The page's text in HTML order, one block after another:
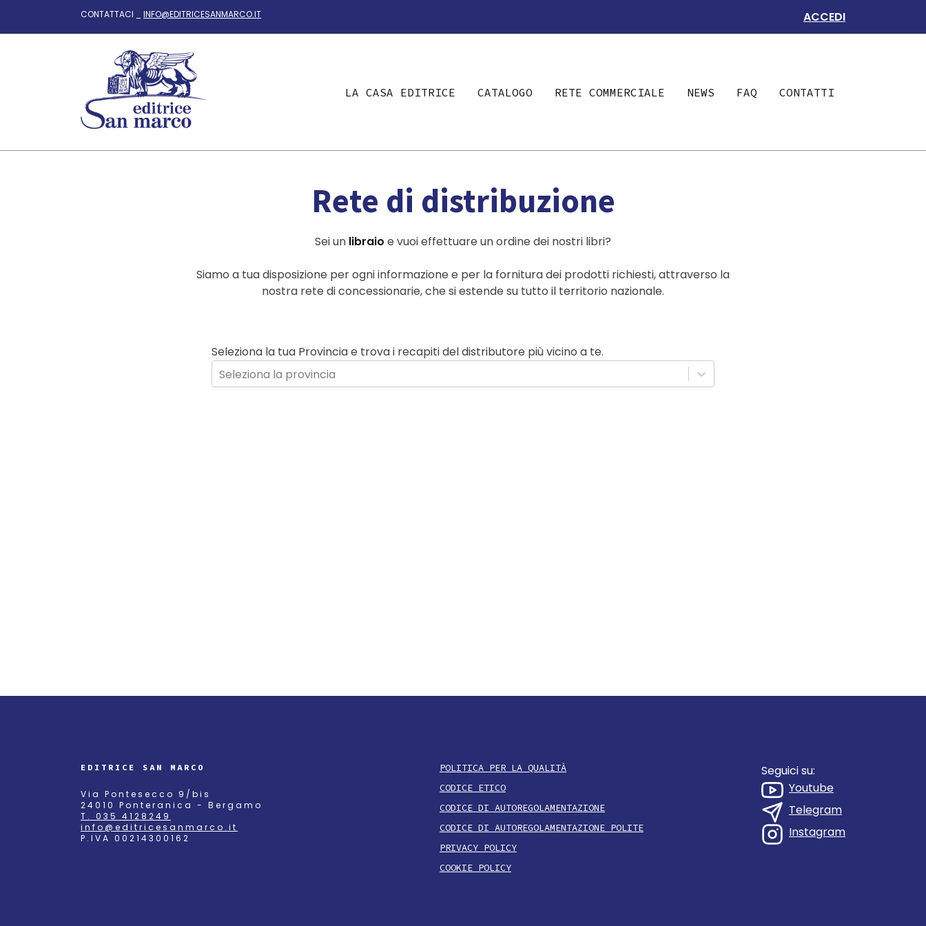
CONTATTACI _ INFO@EDITRICESANMARCO.IT ACCEDI
LA CASA EDITRICE CATALOGO RETE COMMERCIALE NEWS FAQ CONTATTI
Rete di distribuzione
Sei un libraio e vuoi effettuare un ordine dei nostri libri?
Siamo a tua disposizione per ogni informazione e per la fornitura dei prodotti richiesti, attraverso la
nostra rete di concessionarie, che si estende su tutto il territorio nazionale.
Seleziona la tua Provincia e trova i recapiti del distributore più vicino a te.
Seleziona la provincia
EDITRICE SAN MARCO
Via Pontesecco 9/bis
24010 Ponteranica - Bergamo
T. 035 4128249
info@editricesanmarco.it
P.IVA 00214300162
POLITICA PER LA QUALITÀ
CODICE ETICO
CODICE DI AUTOREGOLAMENTAZIONE
CODICE DI AUTOREGOLAMENTAZIONE POLITE
PRIVACY POLICY
COOKIE POLICY
Seguici su:
Youtube
Telegram
Instagram